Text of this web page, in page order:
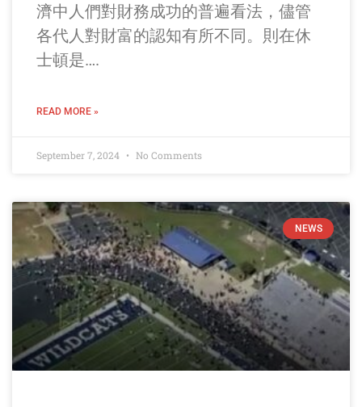
濟中人們對財務成功的普遍看法，儘管
各代人對財富的認知有所不同。則在休
士頓是….
READ MORE »
September 7, 2024 No Comments
NEWS